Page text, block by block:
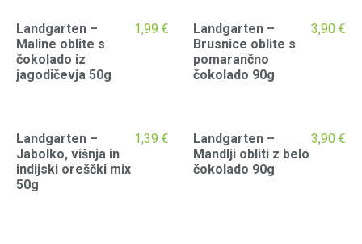
Landgarten –
Maline oblite s
čokolado iz
jagodičevja 50g
1,99 €
Landgarten –
Brusnice oblite s
pomarančno
čokolado 90g
3,90 €
Landgarten –
Jabolko, višnja in
indijski oreščki mix
50g
1,39 €
Landgarten –
Mandlji obliti z belo
čokolado 90g
3,90 €